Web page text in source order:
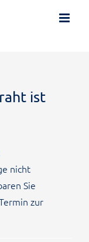
ist
nicht
Sie
zur